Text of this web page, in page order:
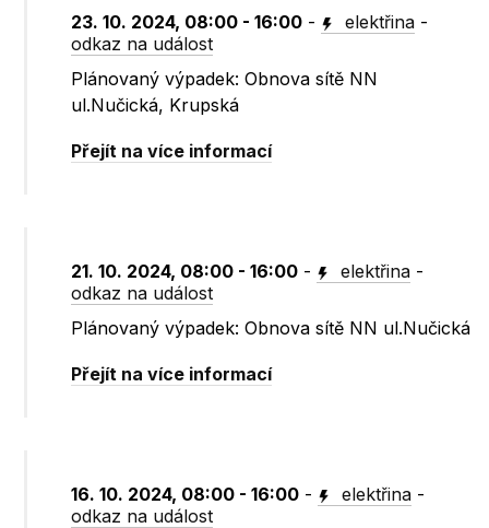
23. 10. 2024, 08:00 - 16:00 - elektřina -
odkaz na událost
Plánovaný výpadek: Obnova sítě NN
ul.Nučická, Krupská
Přejít na více informací
21. 10. 2024, 08:00 - 16:00 - elektřina -
odkaz na událost
Plánovaný výpadek: Obnova sítě NN ul.Nučická
Přejít na více informací
16. 10. 2024, 08:00 - 16:00 - elektřina -
odkaz na událost